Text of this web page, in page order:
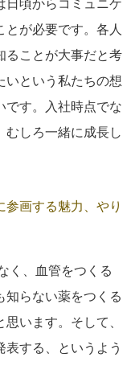
日頃からコミュニケ
が必要です。各人
ることが大事だと考
いという私たちの想
です。入社時点でな
むしろ一緒に成長し
参画する魅力、やり
く、血管をつくる
知らない薬をつくる
います。そして、
する、というよう